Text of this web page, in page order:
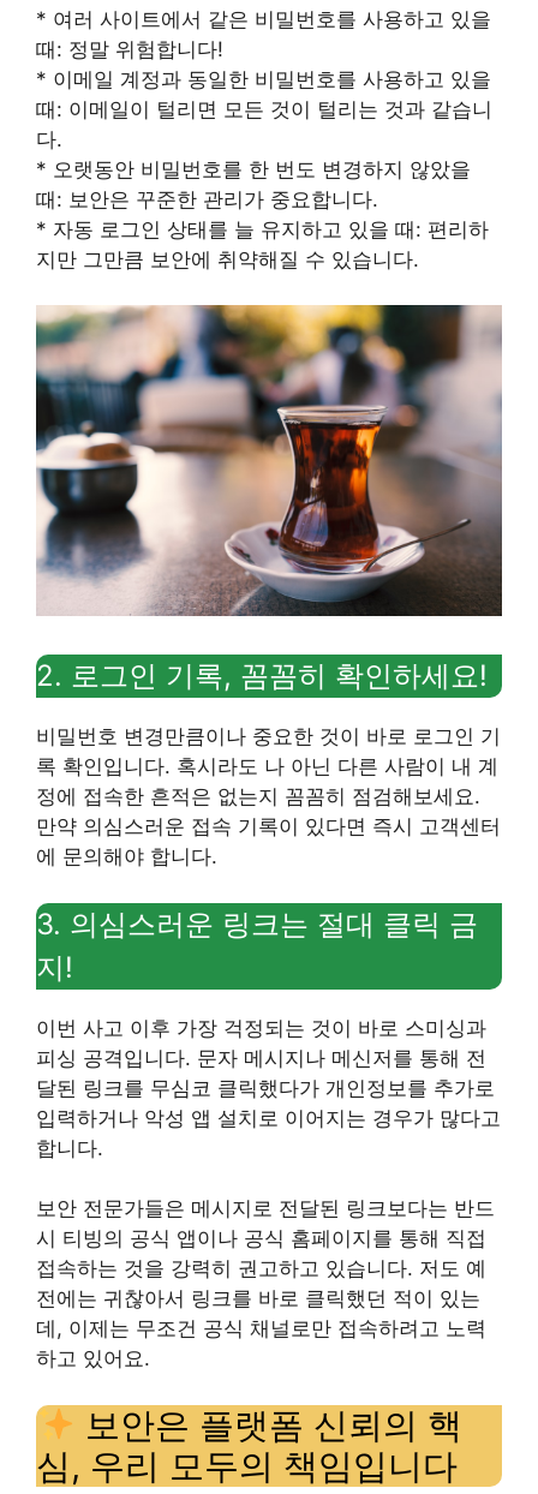
* 여러 사이트에서 같은 비밀번호를 사용하고 있을
때: 정말 위험합니다!
* 이메일 계정과 동일한 비밀번호를 사용하고 있을
때: 이메일이 털리면 모든 것이 털리는 것과 같습니
다.
* 오랫동안 비밀번호를 한 번도 변경하지 않았을
때: 보안은 꾸준한 관리가 중요합니다.
* 자동 로그인 상태를 늘 유지하고 있을 때: 편리하
지만 그만큼 보안에 취약해질 수 있습니다.
2. 로그인 기록, 꼼꼼히 확인하세요!
비밀번호 변경만큼이나 중요한 것이 바로 로그인 기
록 확인입니다. 혹시라도 나 아닌 다른 사람이 내 계
정에 접속한 흔적은 없는지 꼼꼼히 점검해보세요.
만약 의심스러운 접속 기록이 있다면 즉시 고객센터
에 문의해야 합니다.
3. 의심스러운 링크는 절대 클릭 금
지!
이번 사고 이후 가장 걱정되는 것이 바로 스미싱과
피싱 공격입니다. 문자 메시지나 메신저를 통해 전
달된 링크를 무심코 클릭했다가 개인정보를 추가로
입력하거나 악성 앱 설치로 이어지는 경우가 많다고
합니다.
보안 전문가들은 메시지로 전달된 링크보다는 반드
시 티빙의 공식 앱이나 공식 홈페이지를 통해 직접
접속하는 것을 강력히 권고하고 있습니다. 저도 예
전에는 귀찮아서 링크를 바로 클릭했던 적이 있는
데, 이제는 무조건 공식 채널로만 접속하려고 노력
하고 있어요.
보안은 플랫폼 신뢰의 핵
심, 우리 모두의 책임입니다